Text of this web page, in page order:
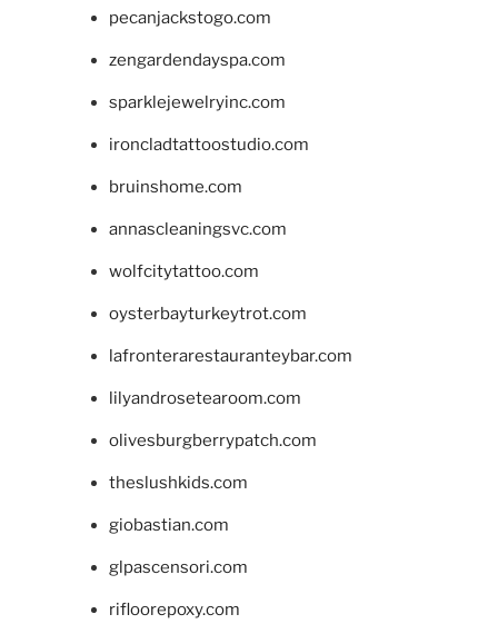
pecanjackstogo.com
zengardendayspa.com
sparklejewelryinc.com
ironcladtattoostudio.com
bruinshome.com
annascleaningsvc.com
wolfcitytattoo.com
oysterbayturkeytrot.com
lafronterarestauranteybar.com
lilyandrosetearoom.com
olivesburgberrypatch.com
theslushkids.com
giobastian.com
glpascensori.com
rifloorepoxy.com